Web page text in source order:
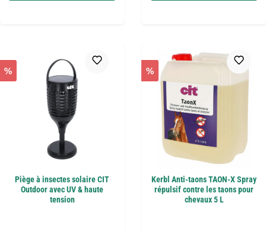
%
Piège à insectes solaire CIT
Outdoor avec UV & haute
tension
%
Kerbl Anti-taons TAON-X Spray
répulsif contre les taons pour
chevaux 5 L